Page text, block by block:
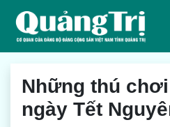
Những thú
ngày Tết